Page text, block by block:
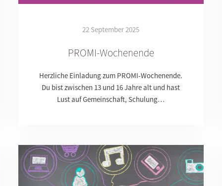
22 September 2025
PROMI-Wochenende
Herzliche Einladung zum PROMI-Wochenende.
Du bist zwischen 13 und 16 Jahre alt und hast
Lust auf Gemeinschaft, Schulung…